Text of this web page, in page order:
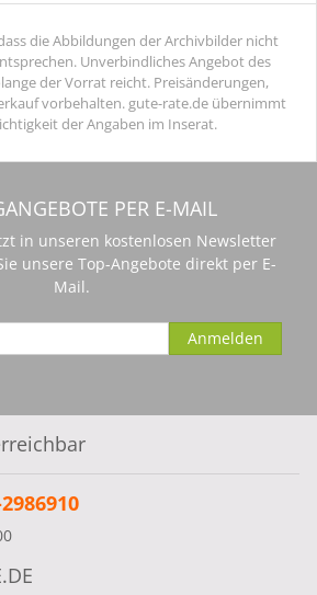
die Abbildungen der Archivbilder nicht
Unverbindliches Angebot des
der Vorrat reicht. Preisänderungen,
vorbehalten. gute-rate.de übernimmt
der Angaben im Inserat.
PER E-MAIL
in unseren kostenlosen Newsletter
unsere Top-Angebote direkt per E-
Mail.